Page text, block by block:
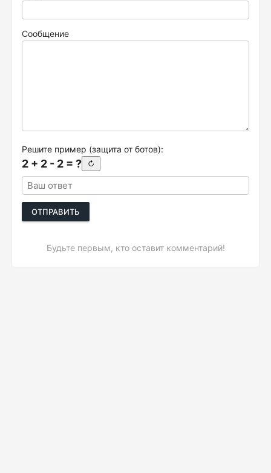
Сообщение
Решите пример (защита от ботов):
2 + 2 - 2 = ? ↻
ОТПРАВИТЬ
Будьте первым, кто оставит комментарий!